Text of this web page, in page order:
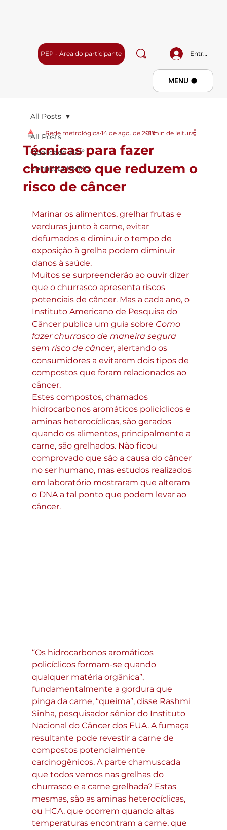
Entrar
PEP - Área do participante
Menu
MENU
All Posts
Qualidade 360º
Connecta RMMG
All Posts
Técnicas para fazer
churrasco que reduzem o
risco de câncer
Rede metrológica 14 de ago. de 20193 min de leitura
Marinar os alimentos, grelhar frutas e
verduras junto à carne, evitar
defumados e diminuir o tempo de
exposição à grelha podem diminuir
danos à saúde.
Muitos se surpreenderão ao ouvir dizer
que o churrasco apresenta riscos
potenciais de câncer. Mas a cada ano, o
Instituto Americano de Pesquisa do
Câncer publica um guia sobre Como
fazer churrasco de maneira segura
sem risco de câncer, alertando os
consumidores a evitarem dois tipos de
compostos que foram relacionados ao
câncer.
Estes compostos, chamados
hidrocarbonos aromáticos policíclicos e
aminas heterocíclicas, são gerados
quando os alimentos, principalmente a
carne, são grelhados. Não ficou
comprovado que são a causa do câncer
no ser humano, mas estudos realizados
em laboratório mostraram que alteram
o DNA a tal ponto que podem levar ao
câncer.
“Os hidrocarbonos aromáticos
policíclicos formam-se quando
qualquer matéria orgânica”,
fundamentalmente a gordura que
pinga da carne, “queima”, disse Rashmi
Sinha, pesquisador sênior do Instituto
Nacional do Câncer dos EUA. A fumaça
resultante pode revestir a carne de
compostos potencialmente
carcinogênicos. A parte chamuscada
que todos vemos nas grelhas do
churrasco e a carne grelhada? Estas
mesmas, são as aminas heterocíclicas,
ou HCA, que ocorrem quando altas
temperaturas encontram a carne, que